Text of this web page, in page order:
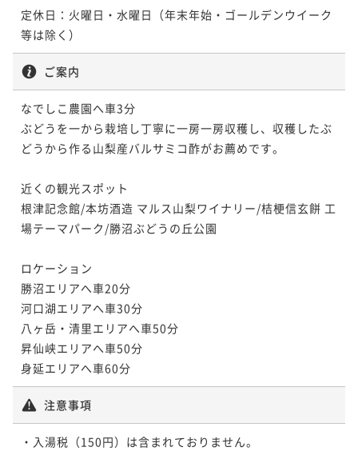
定休日：火曜日・水曜日（年末年始・ゴールデンウイーク
等は除く）
ご案内
なでしこ農園へ車3分
ぶどうを一から栽培し丁寧に一房一房収穫し、収穫したぶ
どうから作る山梨産バルサミコ酢がお薦めです。
近くの観光スポット
根津記念館/本坊酒造 マルス山梨ワイナリー/桔梗信玄餅 工
場テーマパーク/勝沼ぶどうの丘公園
ロケーション
勝沼エリアへ車20分
河口湖エリアへ車30分
八ヶ岳・清里エリアへ車50分
昇仙峡エリアへ車50分
身延エリアへ車60分
注意事項
・入湯税（150円）は含まれておりません。